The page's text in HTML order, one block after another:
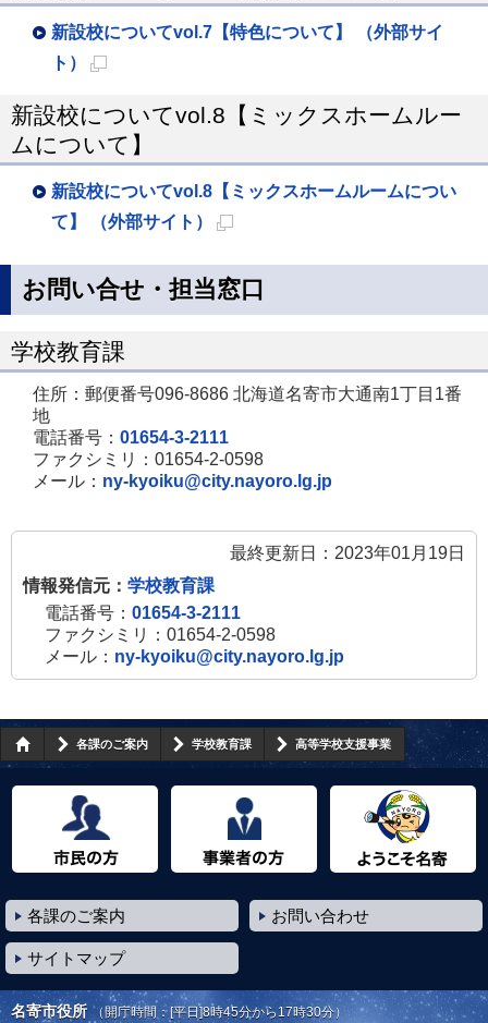
開
き
ま
で
開
ま
す
新設校についてvol.7【特色について】 （外部サイ
ト）
規
ペ
ー
ジ
き
す
新設校についてvol.8【ミックスホームルー
ムについて】
新設校についてvol.8【ミックスホームルームについ
て】 （外部サイト）
規
ジ
で
開
き
ま
お問い合せ・担当窓口
学校教育課
住所：郵便番号096-8686 北海道名寄市大通南1丁目1番
地
電話番号： 01654-3-2111
ファクシミリ：01654-2-0598
メール： ny-kyoiku@city.nayoro.lg.jp
最終更新日：2023年01月19日
情報発信元： 学校教育課
電話番号： 01654-3-2111
ファクシミリ：01654-2-0598
メール： ny-kyoiku@city.nayoro.lg.jp
各課のご案内 学校教育課 高等学校支援事業
各課のご案内 お問い合わせ
サイトマップ
名寄市役所 （開庁時間：[平日]8時45分から17時30分）